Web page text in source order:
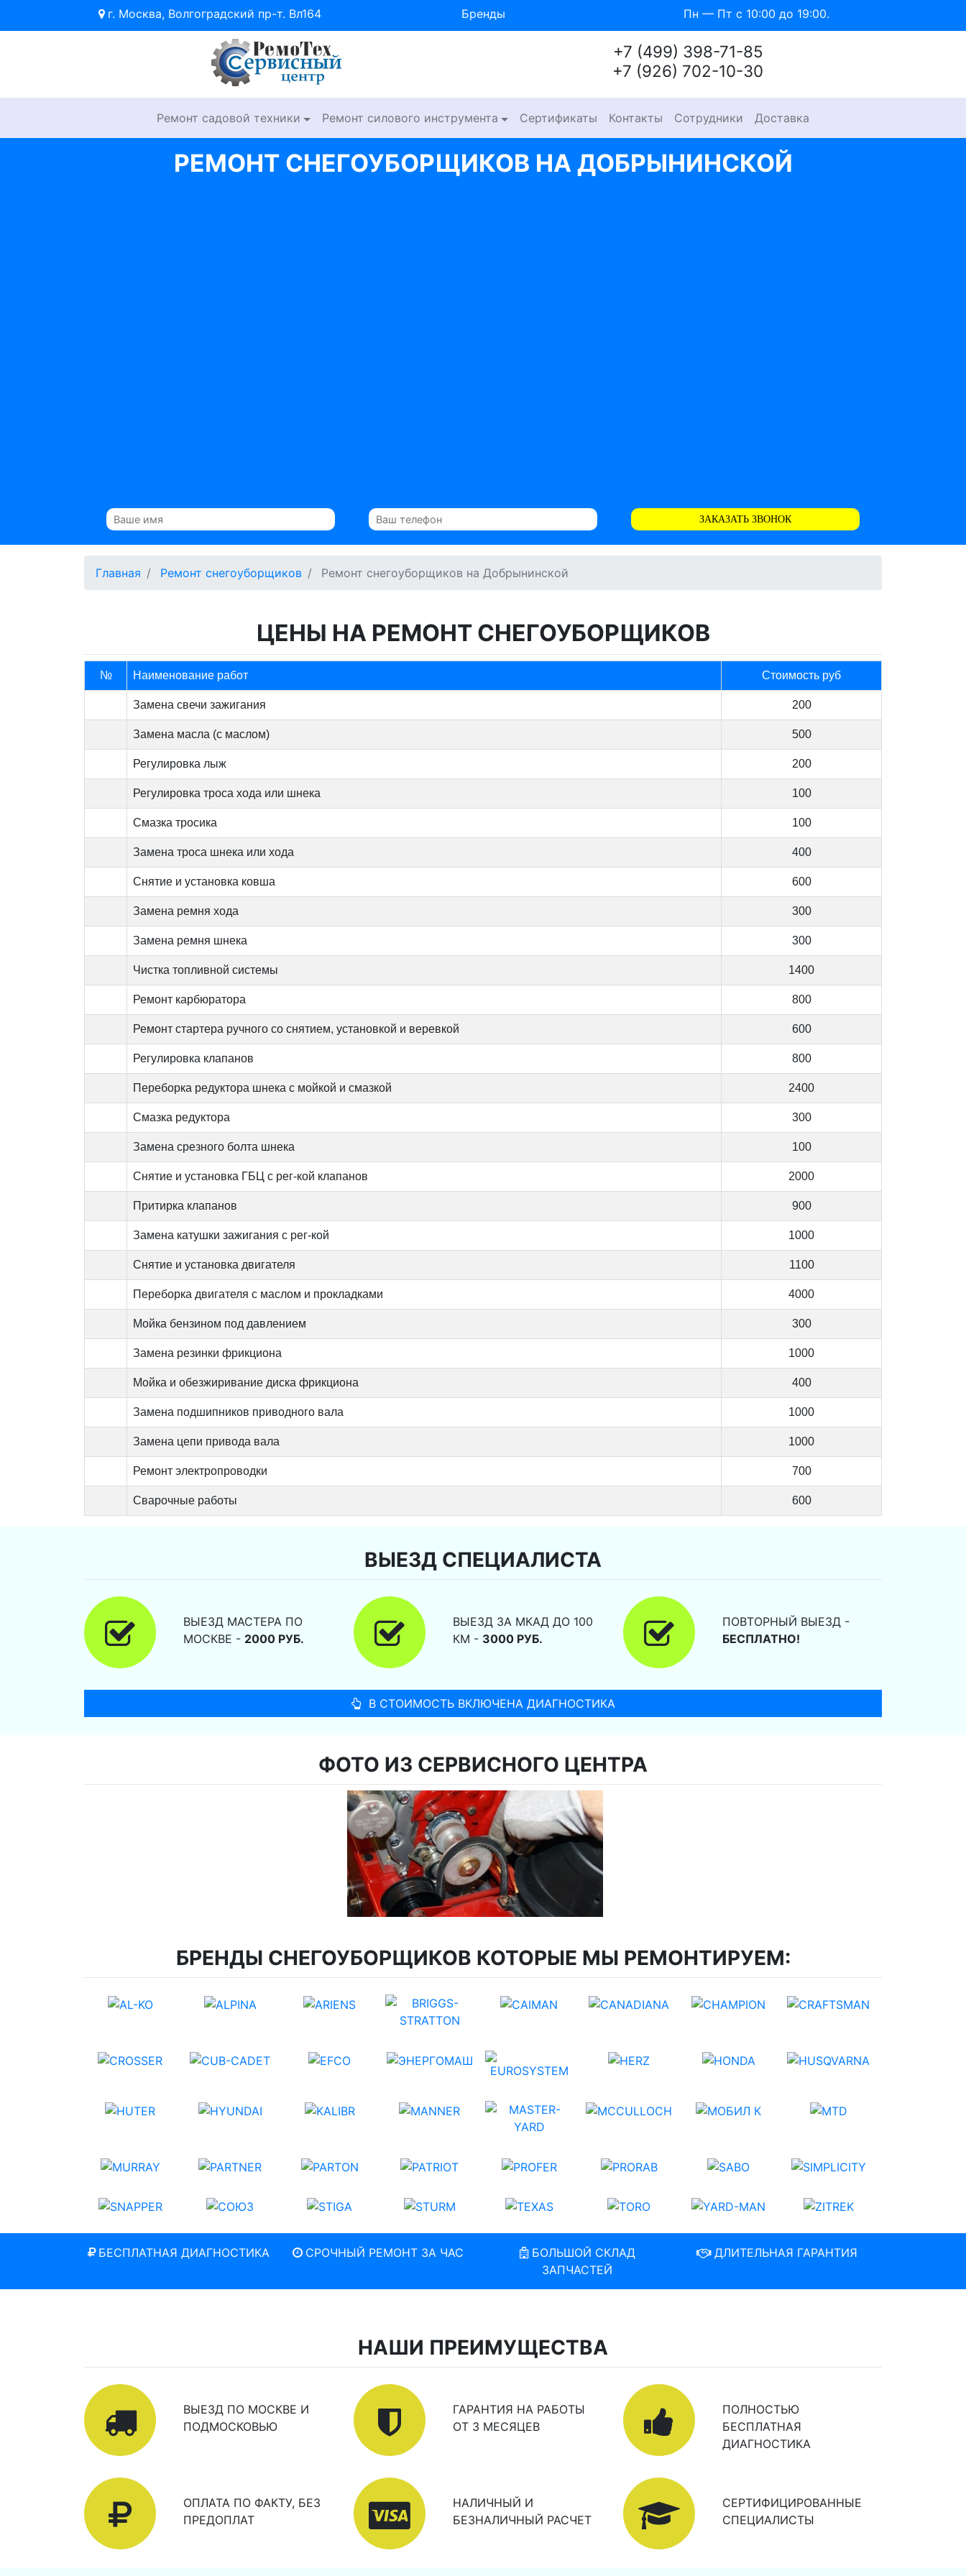
г. Москва, Волгоградский пр-т. Вл164 Бренды Пн — Пт с 10:00 до 19:00.
+7 (499) 398-71-85
+7 (926) 702-10-30
Ремонт садовой техники Ремонт силового инструмента Сертификаты Контакты Сотрудники Доставка
РЕМОНТ СНЕГОУБОРЩИКОВ НА ДОБРЫНИНСКОЙ
ЗАКАЗАТЬ ЗВОНОК
Главная Ремонт снегоуборщиков Ремонт снегоуборщиков на Добрынинской
ЦЕНЫ НА РЕМОНТ СНЕГОУБОРЩИКОВ
№ Наименование работ Стоимость руб
Замена свечи зажигания 200
Замена масла (с маслом) 500
Регулировка лыж 200
Регулировка троса хода или шнека 100
Смазка тросика 100
Замена троса шнека или хода 400
Снятие и установка ковша 600
Замена ремня хода 300
Замена ремня шнека 300
Чистка топливной системы 1400
Ремонт карбюратора 800
Ремонт стартера ручного со снятием, установкой и веревкой 600
Регулировка клапанов 800
Переборка редуктора шнека с мойкой и смазкой 2400
Смазка редуктора 300
Замена срезного болта шнека 100
Снятие и установка ГБЦ с рег-кой клапанов 2000
Притирка клапанов 900
Замена катушки зажигания с рег-кой 1000
Снятие и установка двигателя 1100
Переборка двигателя с маслом и прокладками 4000
Мойка бензином под давлением 300
Замена резинки фрикциона 1000
Мойка и обезжиривание диска фрикциона 400
Замена подшипников приводного вала 1000
Замена цепи привода вала 1000
Ремонт электропроводки 700
Сварочные работы 600
ВЫЕЗД СПЕЦИАЛИСТА
ВЫЕЗД МАСТЕРА ПО
МОСКВЕ - 2000 РУБ.
ВЫЕЗД ЗА МКАД ДО 100
КМ - 3000 РУБ.
ПОВТОРНЫЙ ВЫЕЗД -
БЕСПЛАТНО!
В СТОИМОСТЬ ВКЛЮЧЕНА ДИАГНОСТИКА
ФОТО ИЗ СЕРВИСНОГО ЦЕНТРА
БРЕНДЫ СНЕГОУБОРЩИКОВ КОТОРЫЕ МЫ РЕМОНТИРУЕМ:
БЕСПЛАТНАЯ ДИАГНОСТИКА СРОЧНЫЙ РЕМОНТ ЗА ЧАС
БОЛЬШОЙ СКЛАД
ЗАПЧАСТЕЙ
ДЛИТЕЛЬНАЯ ГАРАНТИЯ
НАШИ ПРЕИМУЩЕСТВА
ВЫЕЗД ПО МОСКВЕ И
ПОДМОСКОВЬЮ
ГАРАНТИЯ НА РАБОТЫ
ОТ 3 МЕСЯЦЕВ
ПОЛНОСТЬЮ
БЕСПЛАТНАЯ
ДИАГНОСТИКА
ОПЛАТА ПО ФАКТУ, БЕЗ
ПРЕДОПЛАТ
НАЛИЧНЫЙ И
БЕЗНАЛИЧНЫЙ РАСЧЕТ
СЕРТИФИЦИРОВАННЫЕ
СПЕЦИАЛИСТЫ